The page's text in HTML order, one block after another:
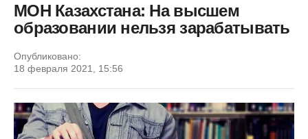
МОН Казахстана: На высшем
образовании нельзя зарабатывать
Опубликовано:
18 февраля 2021, 15:56